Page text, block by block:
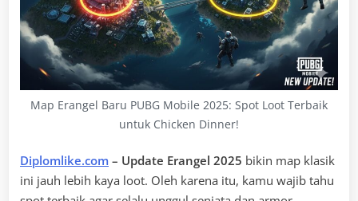
Map Erangel Baru PUBG Mobile 2025: Spot Loot Terbaik
untuk Chicken Dinner!
Diplomlike.com – Update Erangel 2025 bikin map klasik
ini jauh lebih kaya loot. Oleh karena itu, kamu wajib tahu